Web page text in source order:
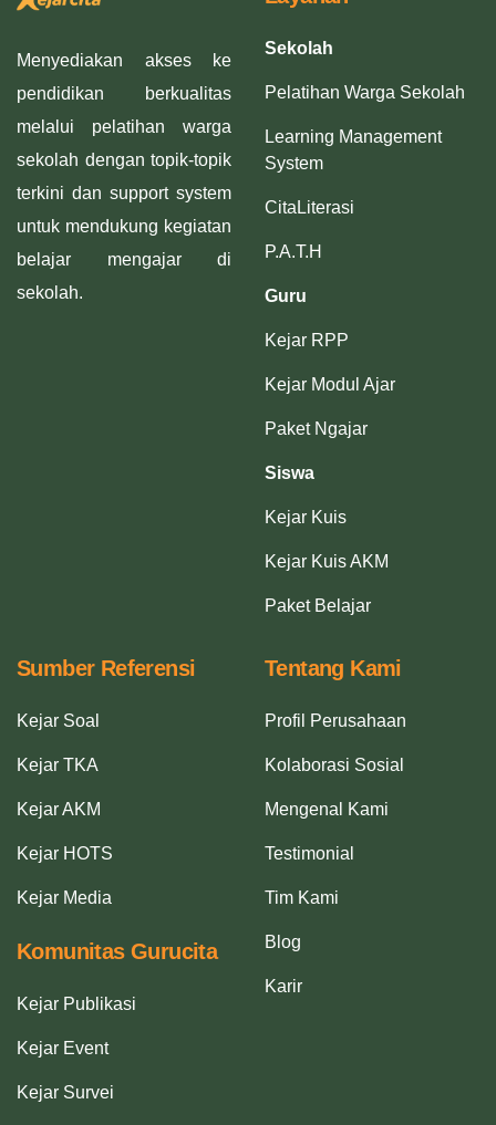
Menyediakan akses ke
pendidikan berkualitas
melalui pelatihan warga
sekolah dengan topik-topik
terkini dan support system
untuk mendukung kegiatan
belajar mengajar di
sekolah.
Sekolah
Pelatihan Warga Sekolah
Learning Management
System
CitaLiterasi
P.A.T.H
Guru
Kejar RPP
Kejar Modul Ajar
Paket Ngajar
Siswa
Kejar Kuis
Kejar Kuis AKM
Paket Belajar
Sumber Referensi
Kejar Soal
Kejar TKA
Kejar AKM
Kejar HOTS
Kejar Media
Komunitas Gurucita
Kejar Publikasi
Kejar Event
Kejar Survei
Tentang Kami
Profil Perusahaan
Kolaborasi Sosial
Mengenal Kami
Testimonial
Tim Kami
Blog
Karir